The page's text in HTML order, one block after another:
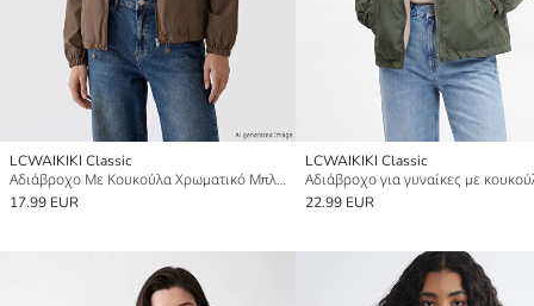
LCWAIKIKI Classic
Αδιάβροχο Με Κουκούλα Χρωματικό Μπλοκ για γυναίκες
17.99 EUR
LCWAIKIKI Classic
22.99 EUR